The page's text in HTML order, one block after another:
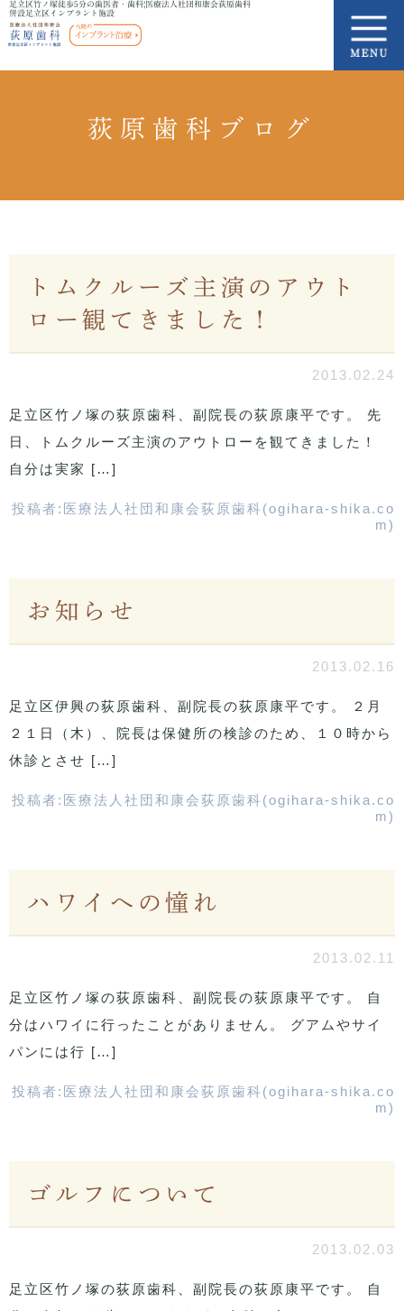
足立区竹ノ塚徒歩5分の歯医者・歯科|医療法人社団和康会荻原歯科
併設足立区インプラント施設
荻原歯科ブログ
トムクルーズ主演のアウト
ロー観てきました！
2013.02.24
足立区竹ノ塚の荻原歯科、副院長の荻原康平です。 先
日、トムクルーズ主演のアウトローを観てきました！
自分は実家 […]
投稿者: 医療法人社団和康会荻原歯科(ogihara-shika.co
m)
お知らせ
2013.02.16
足立区伊興の荻原歯科、副院長の荻原康平です。 ２月
２１日（木）、院長は保健所の検診のため、１０時から
休診とさせ […]
投稿者: 医療法人社団和康会荻原歯科(ogihara-shika.co
m)
ハワイへの憧れ
2013.02.11
足立区竹ノ塚の荻原歯科、副院長の荻原康平です。 自
分はハワイに行ったことがありません。 グアムやサイ
パンには行 […]
投稿者: 医療法人社団和康会荻原歯科(ogihara-shika.co
m)
ゴルフについて
2013.02.03
足立区竹ノ塚の荻原歯科、副院長の荻原康平です。 自